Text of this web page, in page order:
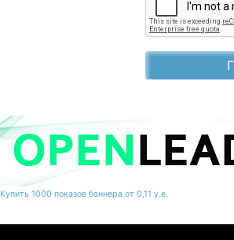
Купить 1000 показов баннера от 0,11 у.е.